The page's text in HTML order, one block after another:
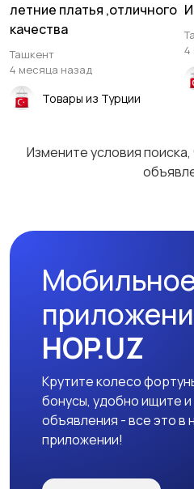
летние платья ,отличного
качества
Ташкент
4 месяца назад
Товары из Турции
4
Измените условия
HOP.UZ
Крутите колесо
бонусы, удобно ищите
объявления - все это
приложении!